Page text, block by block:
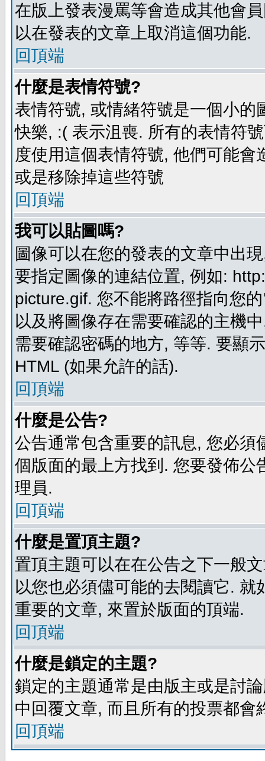
在版上發表漫罵等會造成其他會
以在發表的文章上取消這個功能.
回頂端
什麼是表情符號?
表情符號, 或情緒符號是一個小
快樂, :( 表示沮喪. 所有的表情符
度使用這個表情符號, 他們可能
或是移除掉這些符號
回頂端
我可以貼圖嗎?
圖像可以在您的發表的文章中出
要指定圖像的連結位置, 例如:
picture.gif. 您不能將路徑指向您
以及將圖像存在需要確認的主機
需要確認密碼的地方, 等等. 要顯
HTML (如果允許的話).
回頂端
什麼是公告?
公告通常包含重要的訊息, 您必
個版面的最上方找到. 您要發佈
理員.
回頂端
什麼是置頂主題?
置頂主題可以在在公告之下一般
以您也必須儘可能的去閱讀它.
重要的文章, 來置於版面的頂端.
回頂端
什麼是鎖定的主題?
鎖定的主題通常是由版主或是討
中回覆文章, 而且所有的投票都
回頂端